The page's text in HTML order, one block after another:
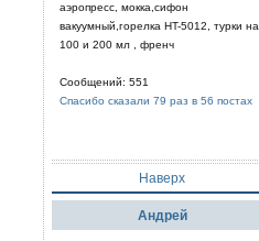
аэропресс, мокка,сифон
вакуумный,горелка HT-5012, турки на
100 и 200 мл , френч
Сообщений: 551
Спасибо сказали 79 раз в 56 постах
Наверх
Aндрей